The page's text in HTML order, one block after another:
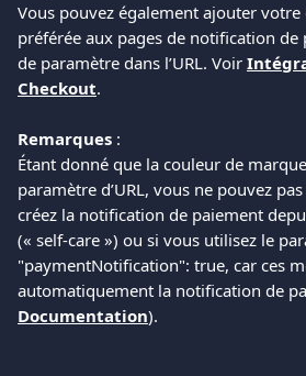
Vous pouvez également ajouter
préférée aux pages de notification
de paramètre dans l’URL. Voir
Checkout.
Remarques :
Étant donné que la couleur de
paramètre d’URL, vous ne pouvez
créez la notification de paiement
(« self-care ») ou si vous utilisez le
"paymentNotification": true, car ces
automatiquement la notification de
Documentation).